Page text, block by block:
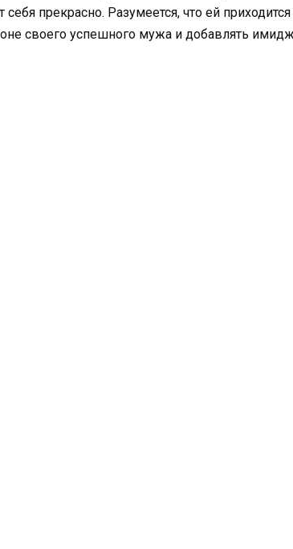
себя прекрасно. Разумеется, что ей
своего успешного мужа и добавлять